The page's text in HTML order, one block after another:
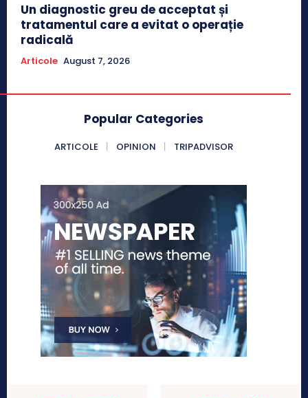
Un diagnostic greu de acceptat și
tratamentul care a evitat o operație
radicală
Articole August 7, 2026
Popular Categories
ARTICOLE OPINION TRIPADVISOR